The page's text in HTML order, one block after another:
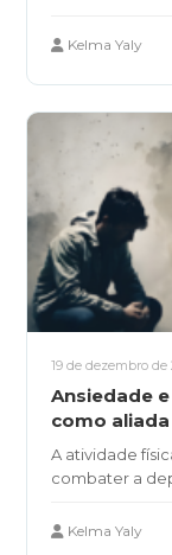
Kelma Yaly
19 de dezembro de
Ansiedade
como aliada
A atividade
combater a
Kelma Yaly